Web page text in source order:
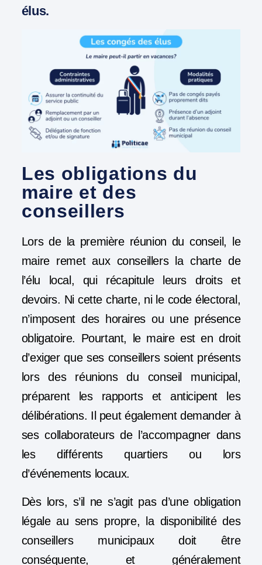
élus.
Les obligations du
maire et des
conseillers
Lors de la première réunion du conseil, le
maire remet aux conseillers la charte de
l’élu local, qui récapitule leurs droits et
devoirs. Ni cette charte, ni le code électoral,
n’imposent des horaires ou une présence
obligatoire. Pourtant, le maire est en droit
d’exiger que ses conseillers soient présents
lors des réunions du conseil municipal,
préparent les rapports et anticipent les
délibérations. Il peut également demander à
ses collaborateurs de l’accompagner dans
les différents quartiers ou lors
d’événements locaux.
Dès lors, s’il ne s’agit pas d’une obligation
légale au sens propre, la disponibilité des
conseillers municipaux doit être
conséquente, et généralement